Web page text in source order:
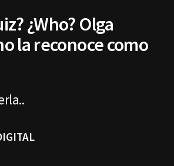
¿Who? Olga
la reconoce como